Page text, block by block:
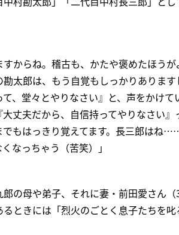
すからね。稽古も、かたや褒めたほう
太郎は、もう自覚もしっかりあります
、堂々とやりなさい』と、声をかけ
丈夫だから、自信持ってやりなさい』
でもはっきり覚えてます。長三郎はね
なっちゃう（苦笑）」
の母や弟子、それに妻・前田愛さん
ときには「烈火のごとく息子たちを